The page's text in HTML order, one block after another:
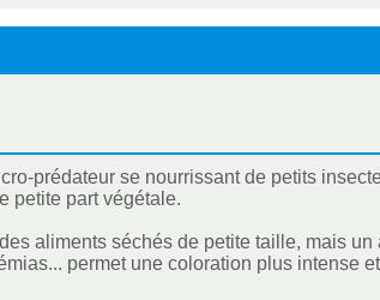
prédateur se nourrissant de petits
petite part végétale.
aliments séchés de petite taille, mais
permet une coloration plus intense